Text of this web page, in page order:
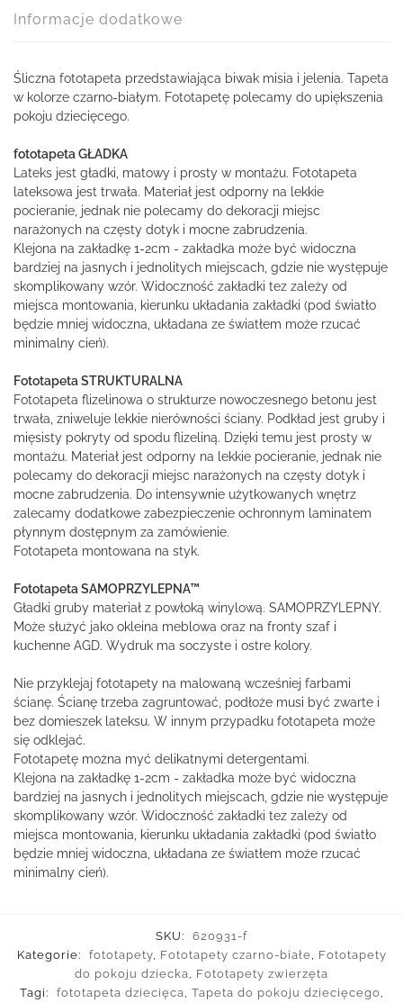
Informacje dodatkowe
Śliczna fototapeta przedstawiająca biwak misia i jelenia. Tapeta
w kolorze czarno-białym. Fototapetę polecamy do upiększenia
pokoju dziecięcego.
fototapeta GŁADKA
Lateks jest gładki, matowy i prosty w montażu. Fototapeta
lateksowa jest trwała. Materiał jest odporny na lekkie
pocieranie, jednak nie polecamy do dekoracji miejsc
narażonych na częsty dotyk i mocne zabrudzenia.
Klejona na zakładkę 1-2cm - zakładka może być widoczna
bardziej na jasnych i jednolitych miejscach, gdzie nie występuje
skomplikowany wzór. Widoczność zakładki tez zależy od
miejsca montowania, kierunku układania zakładki (pod światło
będzie mniej widoczna, układana ze światłem może rzucać
minimalny cień).
Fototapeta STRUKTURALNA
Fototapeta flizelinowa o strukturze nowoczesnego betonu jest
trwała, zniweluje lekkie nierówności ściany. Podkład jest gruby i
mięsisty pokryty od spodu flizeliną. Dzięki temu jest prosty w
montażu. Materiał jest odporny na lekkie pocieranie, jednak nie
polecamy do dekoracji miejsc narażonych na częsty dotyk i
mocne zabrudzenia. Do intensywnie użytkowanych wnętrz
zalecamy dodatkowe zabezpieczenie ochronnym laminatem
płynnym dostępnym za zamówienie.
Fototapeta montowana na styk.
Fototapeta SAMOPRZYLEPNA™
Gładki gruby materiał z powłoką winylową. SAMOPRZYLEPNY.
Może służyć jako okleina meblowa oraz na fronty szaf i
kuchenne AGD. Wydruk ma soczyste i ostre kolory.
Nie przyklejaj fototapety na malowaną wcześniej farbami
ścianę. Ścianę trzeba zagruntować, podłoże musi być zwarte i
bez domieszek lateksu. W innym przypadku fototapeta może
się odklejać.
Fototapetę można myć delikatnymi detergentami.
Klejona na zakładkę 1-2cm - zakładka może być widoczna
bardziej na jasnych i jednolitych miejscach, gdzie nie występuje
skomplikowany wzór. Widoczność zakładki tez zależy od
miejsca montowania, kierunku układania zakładki (pod światło
będzie mniej widoczna, układana ze światłem może rzucać
minimalny cień).
SKU:
620931-f
Kategorie:
fototapety, Fototapety czarno-białe, Fototapety
do pokoju dziecka, Fototapety zwierzęta
Tagi:
fototapeta dziecięca, Tapeta do pokoju dziecięcego,